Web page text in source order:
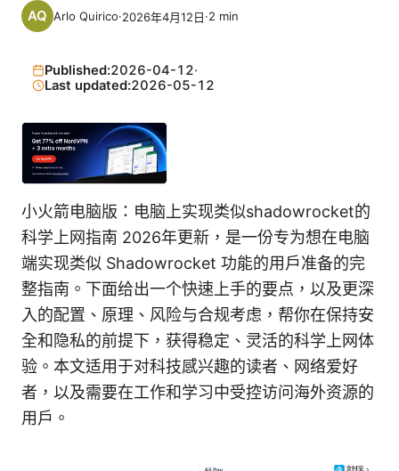
Arlo Quirico·2026年4月12日·2 min
Published:2026-04-12·
Last updated:2026-05-12
小火箭电脑版：电脑上实现类似shadowrocket的
科学上网指南 2026年更新，是一份专为想在电脑
端实现类似 Shadowrocket 功能的用户准备的完
整指南。下面给出一个快速上手的要点，以及更深
入的配置、原理、风险与合规考虑，帮你在保持安
全和隐私的前提下，获得稳定、灵活的科学上网体
验。本文适用于对科技感兴趣的读者、网络爱好
者，以及需要在工作和学习中受控访问海外资源的
用户。